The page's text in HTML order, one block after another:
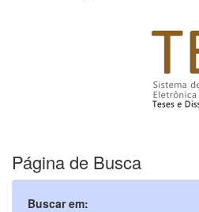
Página de Busca
Buscar em: